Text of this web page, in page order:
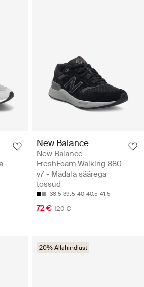
New Balance
New Balance
FreshFoam Walking 880
v7 - Madala säärega
tossud
38.5 39.5 40 40.5 41.5
72 € 120 €
20% Allahindlust